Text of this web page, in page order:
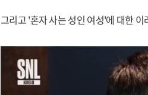
그리고 '혼자 사는 성인 여성'에 대한